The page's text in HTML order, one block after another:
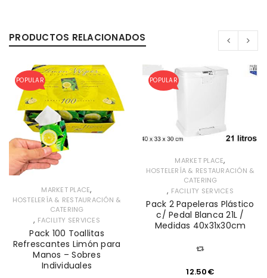
PRODUCTOS RELACIONADOS
POPULAR
MARKET PLACE,
HOSTELERÍA & RESTAURACIÓN &
CATERING
, FACILITY SERVICES
Pack 100 Toallitas
Refrescantes Limón para
Manos – Sobres
Individuales
POPULAR
MARKET PLACE,
HOSTELERÍA & RESTAURACIÓN &
CATERING
, FACILITY SERVICES
Pack 2 Papeleras Plástico
c/ Pedal Blanca 21L /
Medidas 40x31x30cm
12.50€